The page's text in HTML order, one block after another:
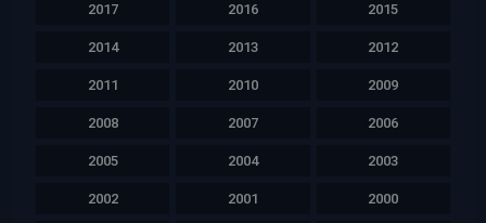
2017 2016 2015
2014 2013 2012
2011 2010 2009
2008 2007 2006
2005 2004 2003
2002 2001 2000